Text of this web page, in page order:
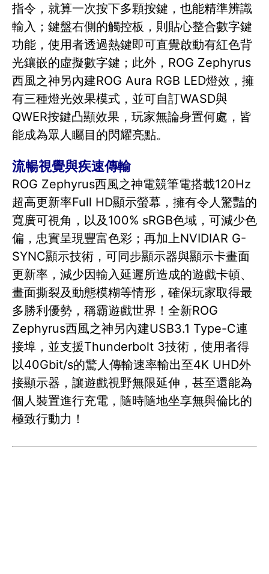
指令，就算一次按下多顆按鍵，也能精準辨識
輸入；鍵盤右側的觸控板，則貼心整合數字鍵
功能，使用者透過熱鍵即可直覺啟動有紅色背
光鑲嵌的虛擬數字鍵；此外，ROG Zephyrus
西風之神另內建ROG Aura RGB LED燈效，擁
有三種燈光效果模式，並可自訂WASD與
QWER按鍵凸顯效果，玩家無論身置何處，皆
能成為眾人矚目的閃耀亮點。
流暢視覺與疾速傳輸
ROG Zephyrus西風之神電競筆電搭載120Hz
超高更新率Full HD顯示螢幕，擁有令人驚豔的
寬廣可視角，以及100% sRGB色域，可減少色
偏，忠實呈現豐富色彩；再加上NVIDIAR G-
SYNC顯示技術，可同步顯示器與顯示卡畫面
更新率，減少因輸入延遲所造成的遊戲卡頓、
畫面撕裂及動態模糊等情形，確保玩家取得最
多勝利優勢，稱霸遊戲世界！全新ROG
Zephyrus西風之神另內建USB3.1 Type-C連
接埠，並支援Thunderbolt 3技術，使用者得
以40Gbit/s的驚人傳輸速率輸出至4K UHD外
接顯示器，讓遊戲視野無限延伸，甚至還能為
個人裝置進行充電，隨時隨地坐享無與倫比的
極致行動力！